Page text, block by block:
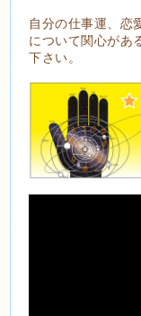
自分の仕事運、恋
について関心があ
下さい。